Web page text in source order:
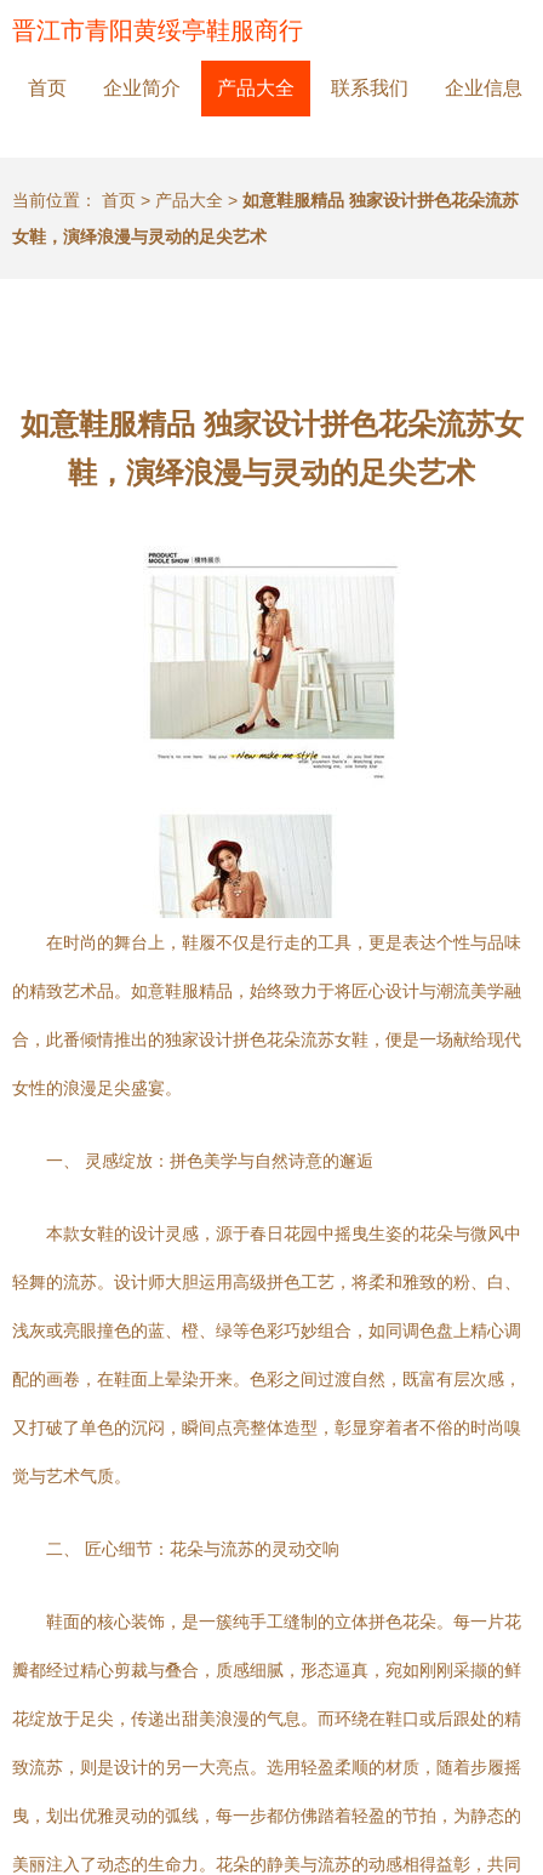
晋江市青阳黄绥亭鞋服商行
首页 企业简介 产品大全 联系我们 企业信息
当前位置： 首页 > 产品大全 > 如意鞋服精品 独家设计拼色花朵流苏
女鞋，演绎浪漫与灵动的足尖艺术
如意鞋服精品 独家设计拼色花朵流苏女
鞋，演绎浪漫与灵动的足尖艺术
在时尚的舞台上，鞋履不仅是行走的工具，更是表达个性与品味
的精致艺术品。如意鞋服精品，始终致力于将匠心设计与潮流美学融
合，此番倾情推出的独家设计拼色花朵流苏女鞋，便是一场献给现代
女性的浪漫足尖盛宴。
一、 灵感绽放：拼色美学与自然诗意的邂逅
本款女鞋的设计灵感，源于春日花园中摇曳生姿的花朵与微风中
轻舞的流苏。设计师大胆运用高级拼色工艺，将柔和雅致的粉、白、
浅灰或亮眼撞色的蓝、橙、绿等色彩巧妙组合，如同调色盘上精心调
配的画卷，在鞋面上晕染开来。色彩之间过渡自然，既富有层次感，
又打破了单色的沉闷，瞬间点亮整体造型，彰显穿着者不俗的时尚嗅
觉与艺术气质。
二、 匠心细节：花朵与流苏的灵动交响
鞋面的核心装饰，是一簇纯手工缝制的立体拼色花朵。每一片花
瓣都经过精心剪裁与叠合，质感细腻，形态逼真，宛如刚刚采撷的鲜
花绽放于足尖，传递出甜美浪漫的气息。而环绕在鞋口或后跟处的精
致流苏，则是设计的另一大亮点。选用轻盈柔顺的材质，随着步履摇
曳，划出优雅灵动的弧线，每一步都仿佛踏着轻盈的节拍，为静态的
美丽注入了动态的生命力。花朵的静美与流苏的动感相得益彰，共同